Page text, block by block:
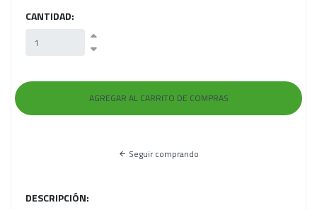
CANTIDAD:
Seguir comprando
DESCRIPCIÓN: